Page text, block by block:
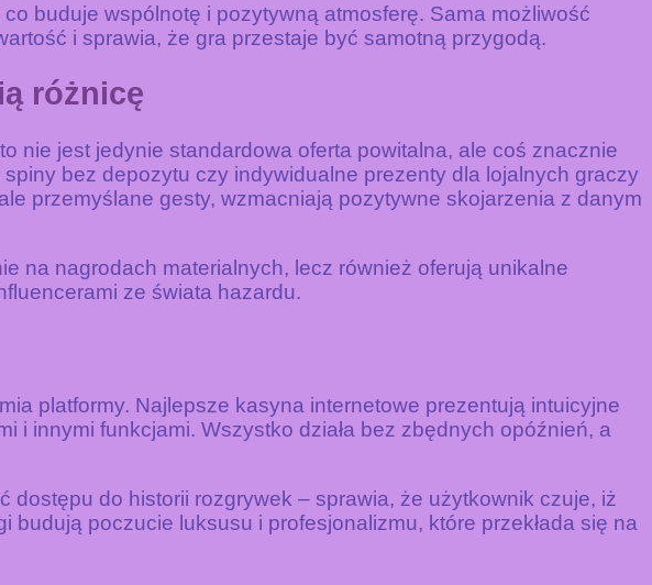
buduje wspólnotę i pozytywną atmosferę. Sama możliwość
i sprawia, że gra przestaje być samotną przygodą.
różnicę
nie jest jedynie standardowa oferta powitalna, ale coś znacznie
bez depozytu czy indywidualne prezenty dla lojalnych graczy
przemyślane gesty, wzmacniają pozytywne skojarzenia z danym
na nagrodach materialnych, lecz również oferują unikalne
ze świata hazardu.
platformy. Najlepsze kasyna internetowe prezentują intuicyjne
i innymi funkcjami. Wszystko działa bez zbędnych opóźnień, a
do historii rozgrywek – sprawia, że użytkownik czuje, iż
budują poczucie luksusu i profesjonalizmu, które przekłada się na